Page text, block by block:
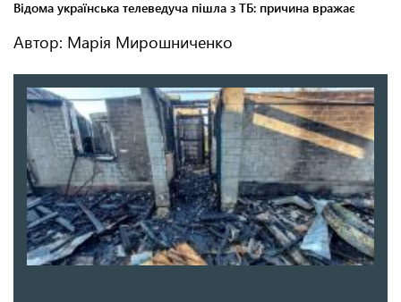
Автор: Марія Мирошниченко